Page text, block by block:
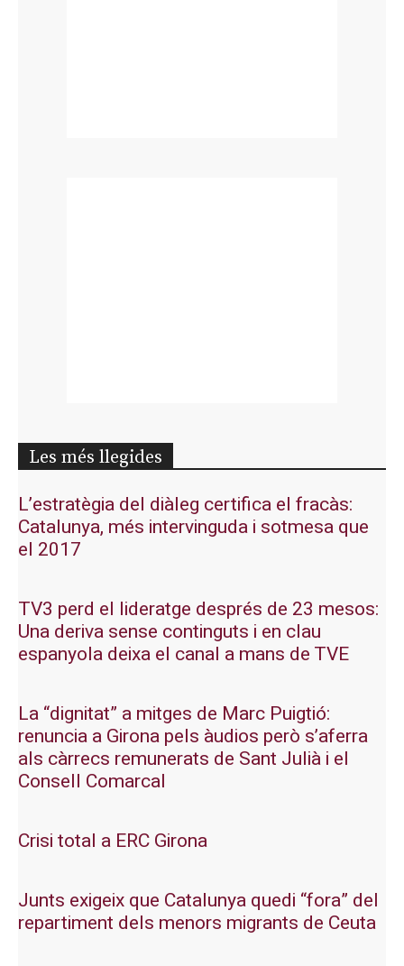
Les més llegides
L’estratègia del diàleg certifica el fracàs:
Catalunya, més intervinguda i sotmesa que
el 2017
TV3 perd el lideratge després de 23 mesos:
Una deriva sense continguts i en clau
espanyola deixa el canal a mans de TVE
La “dignitat” a mitges de Marc Puigtió:
renuncia a Girona pels àudios però s’aferra
als càrrecs remunerats de Sant Julià i el
Consell Comarcal
Crisi total a ERC Girona
Junts exigeix que Catalunya quedi “fora” del
repartiment dels menors migrants de Ceuta